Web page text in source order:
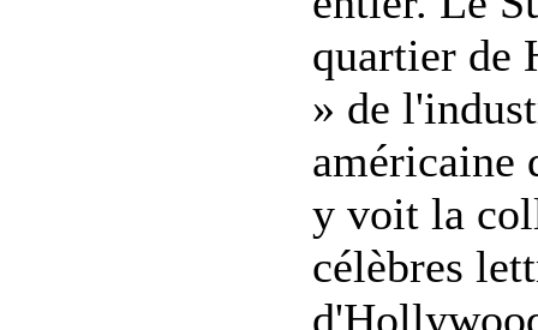
quartier de
» de
américaine
y voit la
célèbres